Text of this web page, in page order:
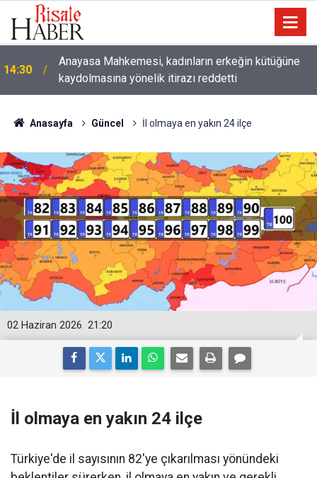
14:00
Çatıda yağmur suyu hasadı: Sıcaklarda klima
kullanımını azaltabilir
Anasayfa Güncel İl olmaya en yakın 24 ilçe
21:20
02 Haziran 2026
İl olmaya en yakın 24 ilçe
Türkiye'de il sayısının 82'ye çıkarılması yönündeki